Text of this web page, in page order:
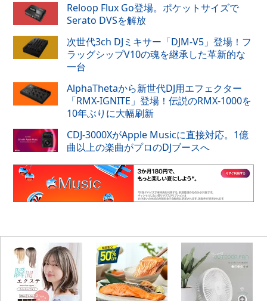
Reloop Flux Go登場。ポケットサイズで
Serato DVSを解放
次世代3ch DJミキサー「DJM-V5」登場！フ
ラッグシップV10の魂を継承した革新的な
一台
AlphaThetaから新世代DJ用エフェクター
「RMX-IGNITE」登場！伝説のRMX-1000を
10年ぶりに大幅刷新
CDJ-3000XがApple Musicに直接対応。1億
曲以上の楽曲がプロのDJブースへ